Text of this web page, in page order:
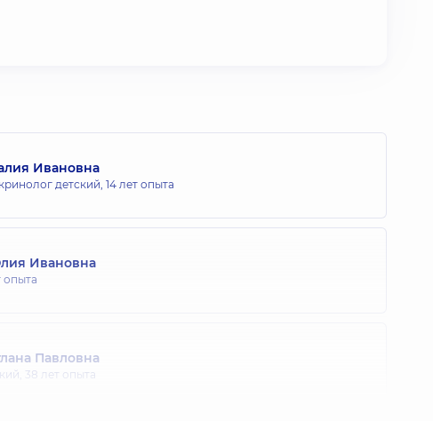
Ивановна
детский, 14 лет опыта
Ивановна
опыта
Павловна
38 лет опыта